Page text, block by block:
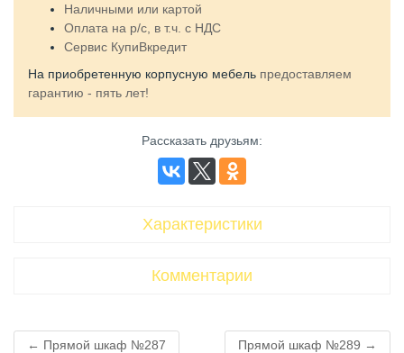
Наличными или картой
Оплата на р/c, в т.ч. с НДС
Сервис КупиВкредит
На приобретенную корпусную мебель предоставляем
гарантию - пять лет!
Рассказать друзьям:
Характеристики
Комментарии
← Прямой шкаф №287 Прямой шкаф №289 →